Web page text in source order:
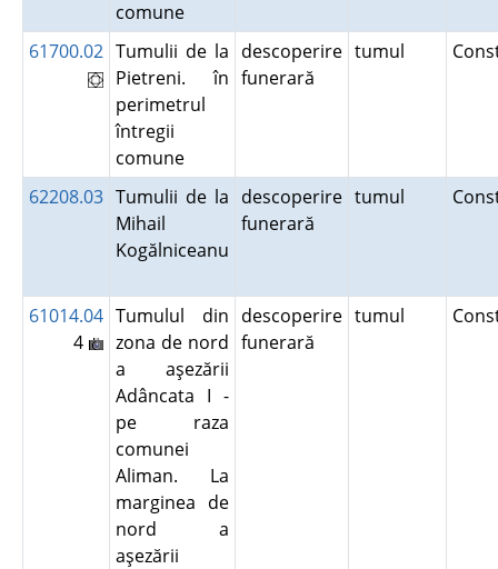
comune
61700.02 Tumulii de la
Pietreni. în
perimetrul
întregii
comune
descoperire
funerară
tumul
62208.03 Tumulii de la
Mihail
Kogălniceanu
descoperire
funerară
tumul
61014.04
4
Tumulul din
zona de nord
a aşezării
Adâncata I -
pe raza
comunei
Aliman. La
marginea de
nord a
aşezării
descoperire
funerară
tumul